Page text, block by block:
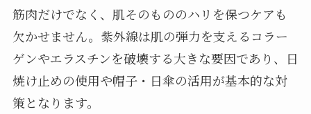
筋肉だけでなく、肌そのもののハリを保つケアも
欠かせません。紫外線は肌の弾力を支えるコラー
ゲンやエラスチンを破壊する大きな要因であり、日
焼け止めの使用や帽子・日傘の活用が基本的な対
策となります。